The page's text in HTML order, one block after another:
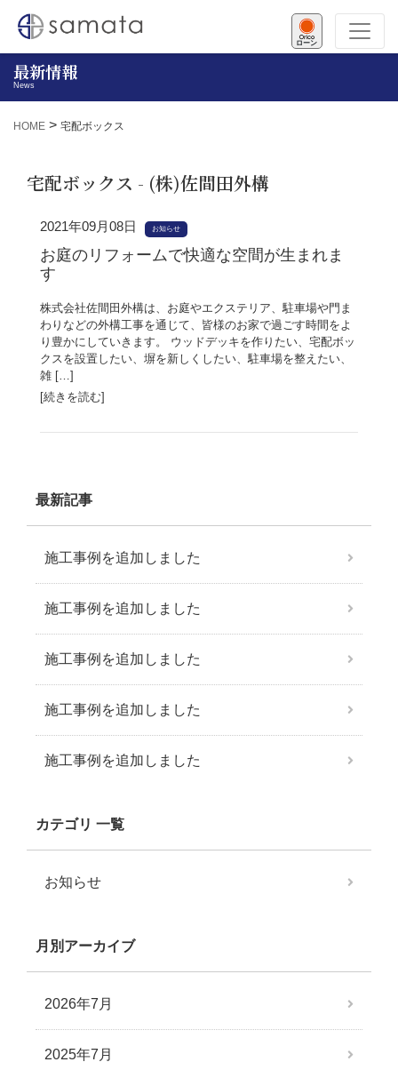
ローン
最新情報
News
HOME > 宅配ボックス
宅配ボックス - (株)佐間田外構
2021年09月08日 お知らせ
お庭のリフォームで快適な空間が生まれま
す
株式会社佐間田外構は、お庭やエクステリア、駐車場や門ま
わりなどの外構工事を通じて、皆様のお家で過ごす時間をよ
り豊かにしていきます。 ウッドデッキを作りたい、宅配ボッ
クスを設置したい、塀を新しくしたい、駐車場を整えたい、
雑 […]
[続きを読む]
最新記事
施工事例を追加しました
施工事例を追加しました
施工事例を追加しました
施工事例を追加しました
施工事例を追加しました
カテゴリ 一覧
お知らせ
月別アーカイブ
2026年7月
2025年7月